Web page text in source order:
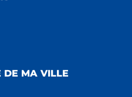
DE MA VILLE